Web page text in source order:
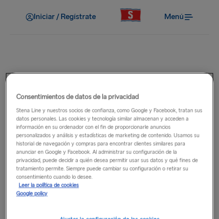
Iniciar / Regístrate Menú
¿Cómo recibo mi billete?
Una vez realizado el pago, se confirmará tu reserva y
recibirás un correo electrónico de confirmación de la
reserva, que es tu billete electrónico para viajar con
nosotros. Si no has recibido tu billete electrónico en las 24
horas siguientes a la reserva, llama alcentro de contacto
Debes presentar este billete electrónico al facturar para el
viaje con el fin de recibir tu documentación de embarque.
Si deseas recibir una confirmación de la reserva por correo
Consentimientos de datos de la privacidad
Stena Line y nuestros socios de confianza, como Google y Facebook, tratan sus
datos personales. Las cookies y tecnología similar almacenan y acceden a
información en su ordenador con el fin de proporcionarle anuncios
personalizados y análisis y estadísticas de marketing de contenido. Usamos su
historial de navegación y compras para encontrar clientes similares para
anunciar en Google y Facebook. Al administrar su configuración de la
privacidad, puede decidir a quién desea permitir usar sus datos y qué fines de
tratamiento permite. Siempre puede cambiar su configuración o retirar su
consentimiento cuando lo desee.
Leer la política de cookies
Google policy